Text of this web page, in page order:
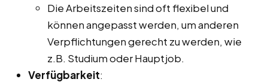
Die Arbeitszeiten sind oft flexibel und
können angepasst werden, um anderen
Verpflichtungen gerecht zu werden, wie
z.B. Studium oder Hauptjob.
Verfügbarkeit: